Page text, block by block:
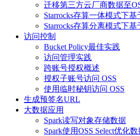
迁移第三方云厂商数据至
Starrocks存算一体模式下基
Starrocks存算分离模式下基
访问控制
Bucket Policy最佳实践
访问管理实践
跨账号授权概述
授权子账号访问 OSS
使用临时秘钥访问 OSS
生成预签名URL
大数据应用
Spark读写对象存储数据
Spark使用OSS Select优化